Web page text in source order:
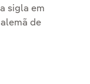
sigla em
de
sua aliança
sua aliança
sua